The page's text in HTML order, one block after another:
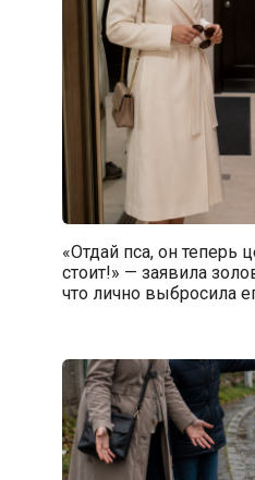
«Отдай пса, он теперь
стоит!» — заявила
что лично выбросила